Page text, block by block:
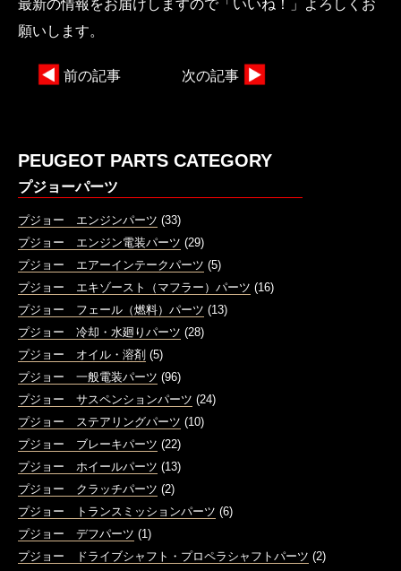
最新の情報をお届けしますので「いいね！」よろしくお
願いします。
前の記事 次の記事
PEUGEOT PARTS CATEGORY
プジョーパーツ
プジョー エンジンパーツ (33)
プジョー エンジン電装パーツ (29)
プジョー エアーインテークパーツ (5)
プジョー エキゾースト（マフラー）パーツ (16)
プジョー フェール（燃料）パーツ (13)
プジョー 冷却・水廻りパーツ (28)
プジョー オイル・溶剤 (5)
プジョー 一般電装パーツ (96)
プジョー サスペンションパーツ (24)
プジョー ステアリングパーツ (10)
プジョー ブレーキパーツ (22)
プジョー ホイールパーツ (13)
プジョー クラッチパーツ (2)
プジョー トランスミッションパーツ (6)
プジョー デフパーツ (1)
プジョー ドライブシャフト・プロペラシャフトパーツ (2)